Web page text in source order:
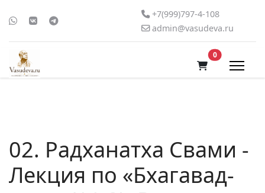
+7(999)797-4-108
admin@vasudeva.ru
0В корзину
02. Радханатха Свами -
Лекция по «Бхагавад-